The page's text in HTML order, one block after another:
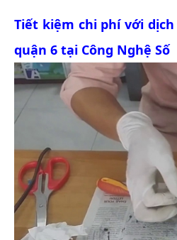
Tiết kiệm chi phí với dịch
quận 6 tại Công Nghệ Số